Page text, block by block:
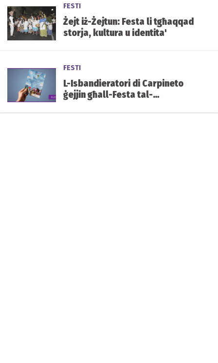
FESTI
Żejt iż-Żejtun: Festa li tgħaqqad
storja, kultura u identita'
FESTI
L-Isbandieratori di Carpineto
ġejjin għall-Festa tal-